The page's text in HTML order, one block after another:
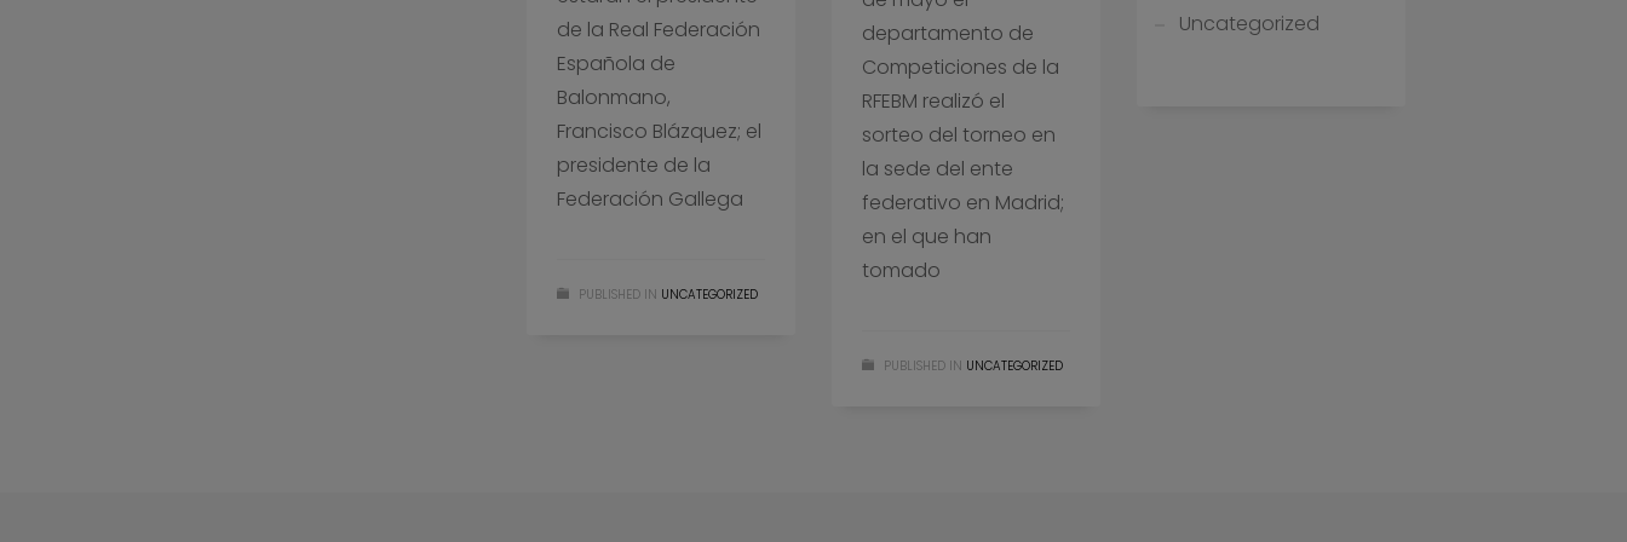
de la Real Federación
Española de
Balonmano,
Francisco Blázquez; el
presidente de la
Federación Gallega
PUBLISHED IN UNCATEGORIZED
departamento de
Competiciones de la
RFEBM realizó el
sorteo del torneo en
la sede del ente
federativo en Madrid;
en el que han
tomado
PUBLISHED IN UNCATEGORIZED
Uncategorized